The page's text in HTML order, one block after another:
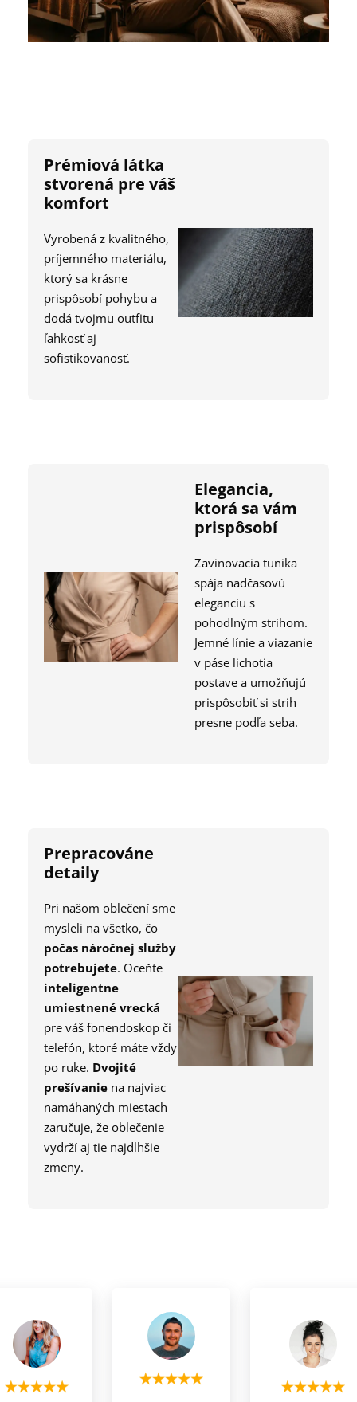
Prémiová látka
stvorená pre váš
komfort
Vyrobená z kvalitného,
príjemného materiálu,
ktorý sa krásne
prispôsobí pohybu a
dodá tvojmu outfitu
ľahkosť aj
sofistikovanosť.
Elegancia,
ktorá sa vám
prispôsobí
Zavinovacia tunika
spája nadčasovú
eleganciu s
pohodlným strihom.
Jemné línie a viazanie
v páse lichotia
postave a umožňujú
prispôsobiť si strih
presne podľa seba.
Prepracováne
detaily
Pri našom oblečení sme
mysleli na všetko, čo
počas náročnej služby
potrebujete. Oceňte
inteligentne
umiestnené vrecká
pre váš fonendoskop či
telefón, ktoré máte vždy
po ruke. Dvojité
prešívanie na najviac
namáhaných miestach
zaručuje, že oblečenie
vydrží aj tie najdlhšie
zmeny.